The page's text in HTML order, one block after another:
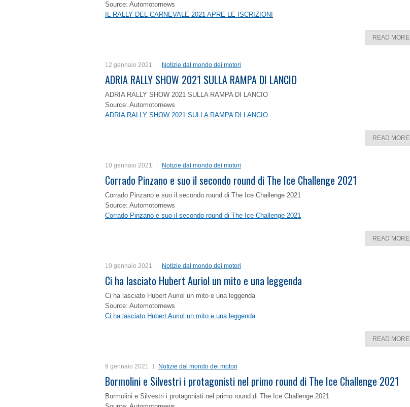
Source: Automotornews
IL RALLY DEL CARNEVALE 2021 APRE LE ISCRIZIONI
READ MORE
12 gennaio 2021 Notizie dal mondo dei motori
ADRIA RALLY SHOW 2021 SULLA RAMPA DI LANCIO
ADRIA RALLY SHOW 2021 SULLA RAMPA DI LANCIO
Source: Automotornews
ADRIA RALLY SHOW 2021 SULLA RAMPA DI LANCIO
READ MORE
10 gennaio 2021 Notizie dal mondo dei motori
Corrado Pinzano e suo il secondo round di The Ice Challenge 2021
Corrado Pinzano e suo il secondo round di The Ice Challenge 2021
Source: Automotornews
Corrado Pinzano e suo il secondo round di The Ice Challenge 2021
READ MORE
10 gennaio 2021 Notizie dal mondo dei motori
Ci ha lasciato Hubert Auriol un mito e una leggenda
Ci ha lasciato Hubert Auriol un mito e una leggenda
Source: Automotornews
Ci ha lasciato Hubert Auriol un mito e una leggenda
READ MORE
9 gennaio 2021 Notizie dal mondo dei motori
Bormolini e Silvestri i protagonisti nel primo round di The Ice Challenge 2021
Bormolini e Silvestri i protagonisti nel primo round di The Ice Challenge 2021